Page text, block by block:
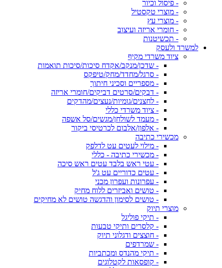
- פיסול וכיור
- מוצרי טקסטיל
- מוצרי עץ
- חומרי אריזה ועיצוב
- תכשיטנות
למשרד ולעסק
ציוד משרדי מקיף
- שדכן/מנקב/אקדח סיכות/סיכות תואמות
- סרגל/מחדד/מחק/טיפקס
- מספריים וסכיני חיתוך
- דבקים/סרטים דביקים/חומרי אריזה
- לחצנים/גומיות/נעצים/מהדקים
- ציוד משרדי כללי
- מעמד לשולחן/מגשים/סל אשפה
- אלפון/אלבום לכרטיסי ביקור
מכשירי כתיבה
- מילוי לעטים עט לדלפק
- מכשירי כתיבה - כללי
- עטי ראש בלבד עטים ראש סיכה
- עטים כדוריים עט ג'ל
- עפרונות ועפרון מכני
- טושים ואביזרים ללוח מחיק
- טושים לסימון והדגשה טושים לא מחיקים
מוצרי תיוק
- תיקי פוליגל
- קלסרים ותיקי טבעות
- חוצצים ודגלוני תיוק
- שמרדפים
- תיקי מהנדס ומכתביות
- קופסאות לקטלוגים